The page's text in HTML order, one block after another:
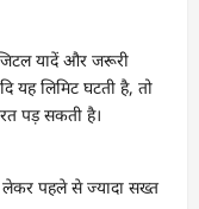
यादें और जरूरी
यह लिमिट घटती है, तो
पड़ सकती है।
पहले से ज्यादा सख्त